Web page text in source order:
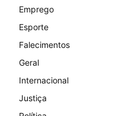
Emprego
Esporte
Falecimentos
Geral
Internacional
Justiça